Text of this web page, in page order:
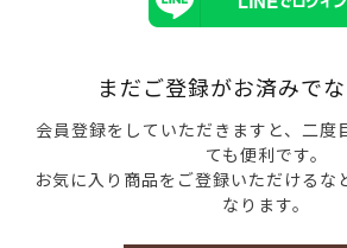
まだご登録がお済みで
会員登録をしていただきますと、二度
ても便利です。
お気に入り商品をご登録いただけるな
なります。